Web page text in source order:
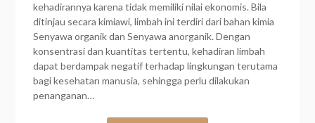
kehadirannya karena tidak memiliki nilai ekonomis. Bila
ditinjau secara kimiawi, limbah ini terdiri dari bahan kimia
Senyawa organik dan Senyawa anorganik. Dengan
konsentrasi dan kuantitas tertentu, kehadiran limbah
dapat berdampak negatif terhadap lingkungan terutama
bagi kesehatan manusia, sehingga perlu dilakukan
penanganan…